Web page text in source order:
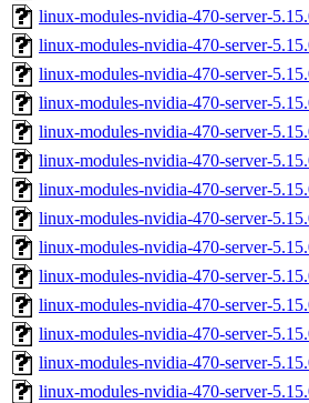
linux-modules-nvidia-470-server-
linux-modules-nvidia-470-server-
linux-modules-nvidia-470-server-
linux-modules-nvidia-470-server-
linux-modules-nvidia-470-server-
linux-modules-nvidia-470-server-
linux-modules-nvidia-470-server-
linux-modules-nvidia-470-server-
linux-modules-nvidia-470-server-
linux-modules-nvidia-470-server-
linux-modules-nvidia-470-server-
linux-modules-nvidia-470-server-
linux-modules-nvidia-470-server-
linux-modules-nvidia-470-server-